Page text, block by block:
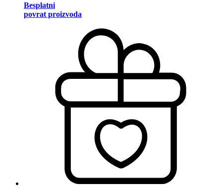
Besplatni
povrat proizvoda